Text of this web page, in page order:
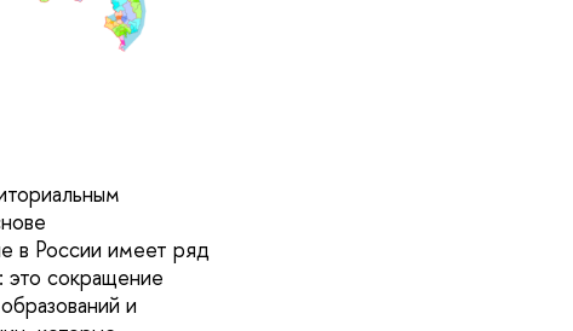
в России имеет ряд
это сокращение
и